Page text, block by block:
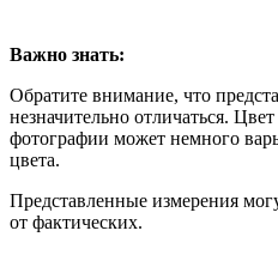
Важно знать:
Обратите внимание, что
незначительно отличаться.
фотографии может немного
цвета.
Представленные измерения
от фактических.